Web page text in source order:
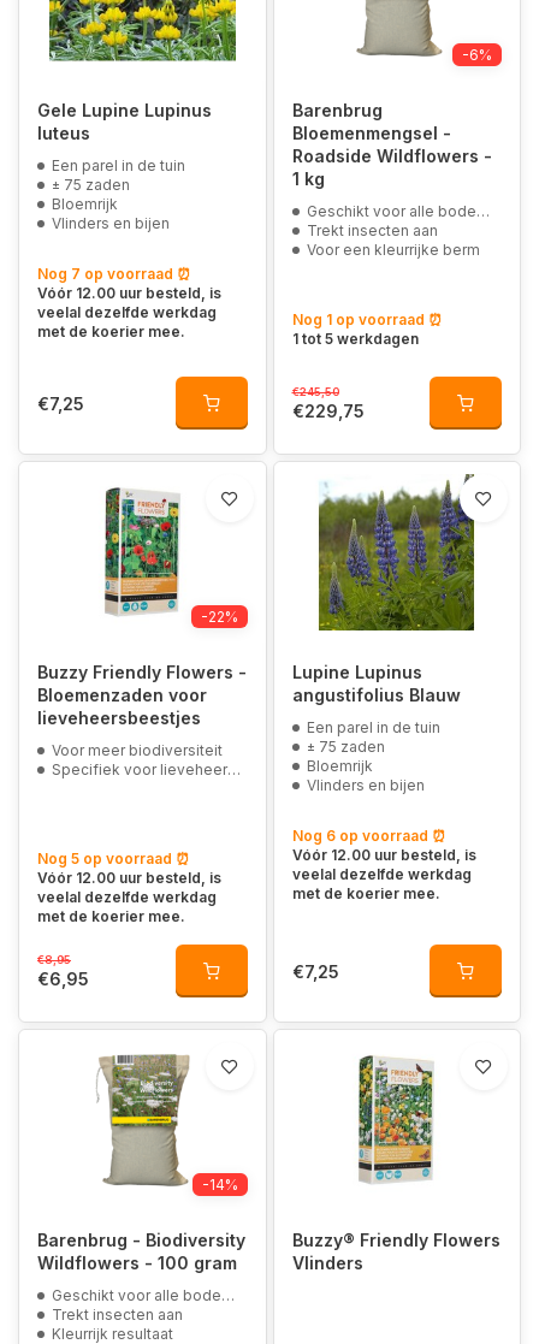
Gele Lupine Lupinus
luteus
Een parel in de tuin
± 75 zaden
Bloemrijk
Vlinders en bijen
Nog 7 op voorraad ⏰
Vóór 12.00 uur besteld, is
veelal dezelfde werkdag
met de koerier mee.
€7,25
-6%
Barenbrug
Bloemenmengsel -
Roadside Wildflowers -
1 kg
Geschikt voor alle bodemsoorten
Trekt insecten aan
Voor een kleurrijke berm
Nog 1 op voorraad ⏰
1 tot 5 werkdagen
€245,50
€229,75
-22%
Buzzy Friendly Flowers -
Bloemenzaden voor
lieveheersbeestjes
Voor meer biodiversiteit
Specifiek voor lieveheersbeestjes
Nog 5 op voorraad ⏰
Vóór 12.00 uur besteld, is
veelal dezelfde werkdag
met de koerier mee.
€8,95
€6,95
Lupine Lupinus
angustifolius Blauw
Een parel in de tuin
± 75 zaden
Bloemrijk
Vlinders en bijen
Nog 6 op voorraad ⏰
Vóór 12.00 uur besteld, is
veelal dezelfde werkdag
met de koerier mee.
€7,25
-14%
Barenbrug - Biodiversity
Wildflowers - 100 gram
Geschikt voor alle bodemsoorten
Trekt insecten aan
Kleurrijk resultaat
Buzzy® Friendly Flowers
Vlinders